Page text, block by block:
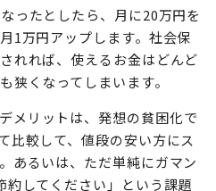
ったとしたら、月に20万円を
1万円アップします。社会保
れれば、使えるお金はどんど
狭くなってしまいます。
メリットは、発想の貧困化で
比較して、値段の安い方にス
あるいは、ただ単純にガマン
約してください」という課題